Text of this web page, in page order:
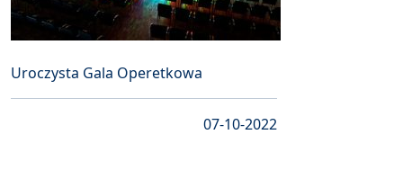
Uroczysta Gala Operetkowa
07-10-2022